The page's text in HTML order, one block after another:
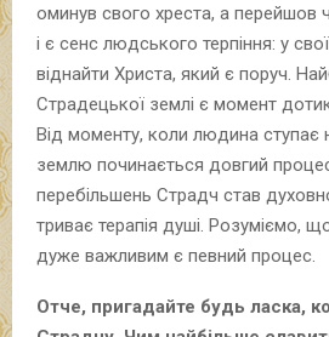
оминув свого хреста, а перейшов
і є сенс людського терпіння: у
віднайти Христа, який є поруч.
Страдецької землі є момент
Від моменту, коли людина ступає
землю починається довгий процес
перебільшень Страдч став
триває терапія душі. Розуміємо, що
дуже важливим є певний процес.
Отче, пригадайте будь ласка,